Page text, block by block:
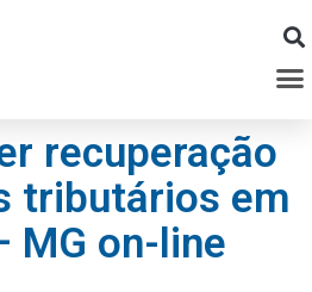
recuperação
tributários em
MG on-line